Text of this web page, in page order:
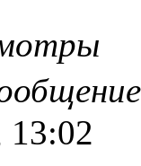
13:02